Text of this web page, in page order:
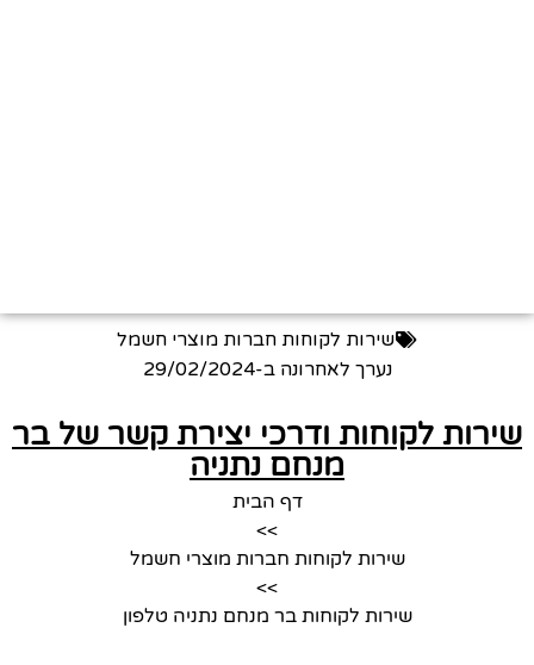
שירות לקוחות חברות מוצרי חשמל
נערך לאחרונה ב-29/02/2024
שירות לקוחות ודרכי יצירת קשר של בר
מנחם נתניה
דף הבית
>>
שירות לקוחות חברות מוצרי חשמל
>>
שירות לקוחות בר מנחם נתניה טלפון